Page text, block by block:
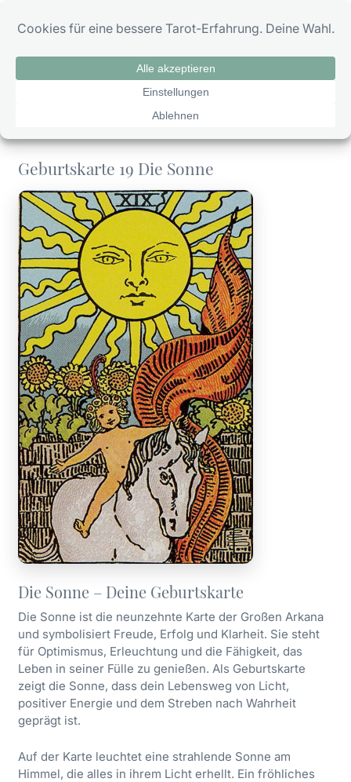
Inhalt
Geburtskarte 19 Die Sonne
Geburtskarte 19 Die Sonne
Die Sonne – Deine Geburtskarte
Die Sonne ist die neunzehnte Karte der Großen Arkana
und symbolisiert Freude, Erfolg und Klarheit. Sie steht
für Optimismus, Erleuchtung und die Fähigkeit, das
Leben in seiner Fülle zu genießen. Als Geburtskarte
zeigt die Sonne, dass dein Lebensweg von Licht,
positiver Energie und dem Streben nach Wahrheit
geprägt ist.
Auf der Karte leuchtet eine strahlende Sonne am
Himmel, die alles in ihrem Licht erhellt. Ein fröhliches